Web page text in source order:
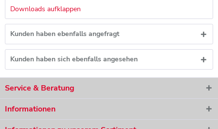
Downloads aufklappen
Kunden haben ebenfalls angefragt
Kunden haben sich ebenfalls angesehen
Service & Beratung
Informationen